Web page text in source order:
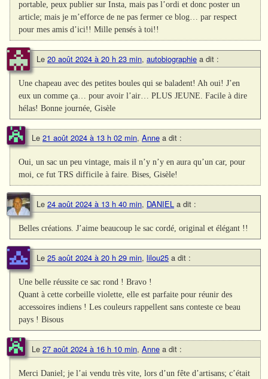
portable, peux publier sur Insta, mais pas l’ordi et donc poster un
article; mais je m’efforce de ne pas fermer ce blog… par respect
pour mes amis d’ici!! Mille pensés à toi!!
Le 20 août 2024 à 20 h 23 min, autobiographie a dit :
Une chapeau avec des petites boules qui se baladent! Ah oui! J’en
eux un comme ça… pour avoir l’air… PLUS JEUNE. Facile à dire
hélas! Bonne journée, Gisèle
Le 21 août 2024 à 13 h 02 min, Anne a dit :
Oui, un sac un peu vintage, mais il n’y n’y en aura qu’un car, pour
moi, ce fut TRS difficile à faire. Bises, Gisèle!
Le 24 août 2024 à 13 h 40 min, DANIEL a dit :
Belles créations. J’aime beaucoup le sac cordé, original et élégant !!
Le 25 août 2024 à 20 h 29 min, lilou25 a dit :
Une belle réussite ce sac rond ! Bravo !
Quant à cette corbeille violette, elle est parfaite pour réunir des
accessoires indiens ! Les couleurs rappellent sans conteste ce beau
pays ! Bisous
Le 27 août 2024 à 16 h 10 min, Anne a dit :
Merci Daniel; je l’ai vendu très vite, lors d’un fête d’artisans; c’était